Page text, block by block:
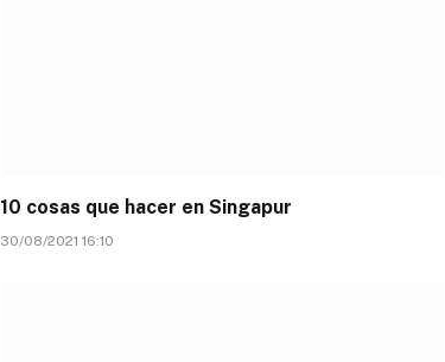
10 cosas que hacer en Singapur
30/08/2021 16:10